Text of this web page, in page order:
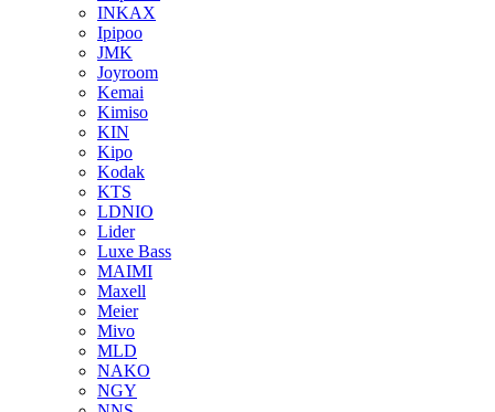
INKAX
Ipipoo
JMK
Joyroom
Kemai
Kimiso
KIN
Kipo
Kodak
KTS
LDNIO
Lider
Luxe Bass
MAIMI
Maxell
Meier
Mivo
MLD
NAKO
NGY